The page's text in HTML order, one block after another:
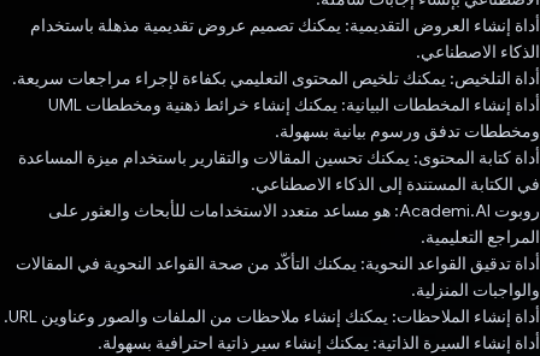
أداة إنشاء العروض التقديمية: يمكنك تصميم عروض تقديمية مذهلة باستخدام
الذكاء الاصطناعي.
أداة التلخيص: يمكنك تلخيص المحتوى التعليمي بكفاءة لإجراء مراجعات سريعة.
أداة إنشاء المخططات البيانية: يمكنك إنشاء خرائط ذهنية ومخططات UML
ومخططات تدفق ورسوم بيانية بسهولة.
أداة كتابة المحتوى: يمكنك تحسين المقالات والتقارير باستخدام ميزة المساعدة
في الكتابة المستندة إلى الذكاء الاصطناعي.
روبوت Academi.AI: هو مساعد متعدد الاستخدامات للأبحاث والعثور على
المراجع التعليمية.
أداة تدقيق القواعد النحوية: يمكنك التأكّد من صحة القواعد النحوية في المقالات
والواجبات المنزلية.
أداة إنشاء الملاحظات: يمكنك إنشاء ملاحظات من الملفات والصور وعناوين URL.
أداة إنشاء السيرة الذاتية: يمكنك إنشاء سير ذاتية احترافية بسهولة.